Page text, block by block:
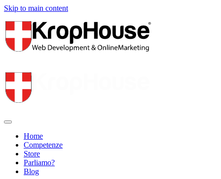
Skip to main content
Home
Competenze
Store
Parliamo?
Blog